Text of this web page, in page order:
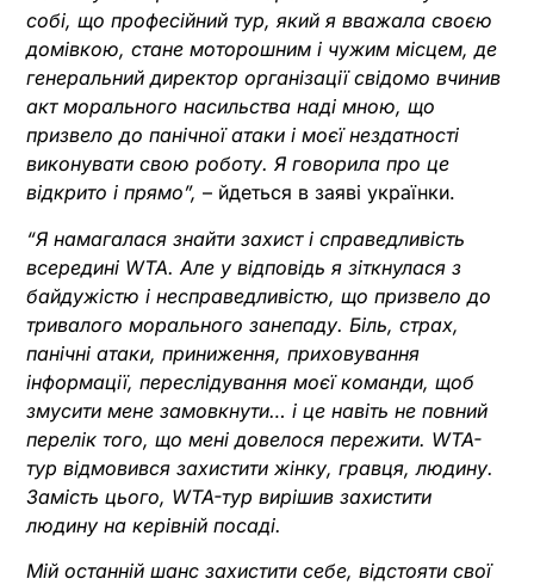
собі, що професійний тур, який я вважала своєю
домівкою, стане моторошним і чужим місцем, де
генеральний директор організації свідомо вчинив
акт морального насильства наді мною, що
призвело до панічної атаки і моєї нездатності
виконувати свою роботу. Я говорила про це
відкрито і прямо”, – йдеться в заяві українки.
“Я намагалася знайти захист і справедливість
всередині WTA. Але у відповідь я зіткнулася з
байдужістю і несправедливістю, що призвело до
тривалого морального занепаду. Біль, страх,
панічні атаки, приниження, приховування
інформації, переслідування моєї команди, щоб
змусити мене замовкнути… і це навіть не повний
перелік того, що мені довелося пережити. WTA-
тур відмовився захистити жінку, гравця, людину.
Замість цього, WTA-тур вирішив захистити
людину на керівній посаді.
Мій останній шанс захистити себе, відстояти свої